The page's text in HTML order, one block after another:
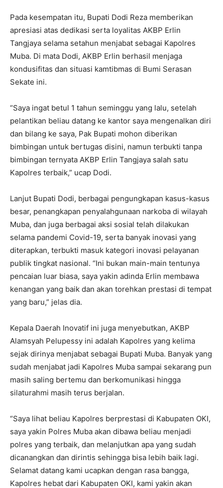
Pada kesempatan itu, Bupati Dodi Reza memberikan
apresiasi atas dedikasi serta loyalitas AKBP Erlin
Tangjaya selama setahun menjabat sebagai Kapolres
Muba. Di mata Dodi, AKBP Erlin berhasil menjaga
kondusifitas dan situasi kamtibmas di Bumi Serasan
Sekate ini.
“Saya ingat betul 1 tahun seminggu yang lalu, setelah
pelantikan beliau datang ke kantor saya mengenalkan diri
dan bilang ke saya, Pak Bupati mohon diberikan
bimbingan untuk bertugas disini, namun terbukti tanpa
bimbingan ternyata AKBP Erlin Tangjaya salah satu
Kapolres terbaik,” ucap Dodi.
Lanjut Bupati Dodi, berbagai pengungkapan kasus-kasus
besar, penangkapan penyalahgunaan narkoba di wilayah
Muba, dan juga berbagai aksi sosial telah dilakukan
selama pandemi Covid-19, serta banyak inovasi yang
diterapkan, terbukti masuk kategori inovasi pelayanan
publik tingkat nasional. “Ini bukan main-main tentunya
pencaian luar biasa, saya yakin adinda Erlin membawa
kenangan yang baik dan akan torehkan prestasi di tempat
yang baru,” jelas dia.
Kepala Daerah Inovatif ini juga menyebutkan, AKBP
Alamsyah Pelupessy ini adalah Kapolres yang kelima
sejak dirinya menjabat sebagai Bupati Muba. Banyak yang
sudah menjabat jadi Kapolres Muba sampai sekarang pun
masih saling bertemu dan berkomunikasi hingga
silaturahmi masih terus berjalan.
“Saya lihat beliau Kapolres berprestasi di Kabupaten OKI,
saya yakin Polres Muba akan dibawa beliau menjadi
polres yang terbaik, dan melanjutkan apa yang sudah
dicanangkan dan dirintis sehingga bisa lebih baik lagi.
Selamat datang kami ucapkan dengan rasa bangga,
Kapolres hebat dari Kabupaten OKI, kami yakin akan